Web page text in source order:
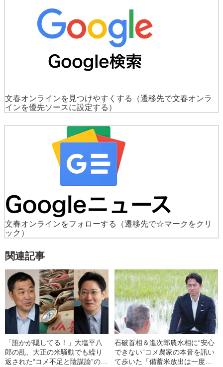
文春オンラインを見つけやすくする
（遷移先で文春オンラ
インを優先ソースに設定する）
文春オンラインをフォローする
（遷移先で☆マークをクリ
ック）
関連記事
「誰かが隠してる！」大塩平八
郎の乱、大正の米騒動でも繰り
返された“コメ不足と陰謀論”の関
石破首相＆進次郎農水相に“安心
できない”コメ農家の本音を訊い
て歩いた「備蓄米放出は一度限